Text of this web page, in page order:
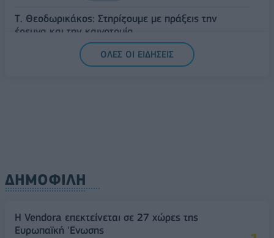
Τ. Θεοδωρικάκος: Στηρίζουμε με πράξεις την
έρευνα και την καινοτομία
ΟΛΕΣ ΟΙ ΕΙΔΗΣΕΙΣ
ΔΗΜΟΦΙΛΗ
Η Vendora επεκτείνεται σε 27 χώρες της
Ευρωπαϊκή 'Ενωσης